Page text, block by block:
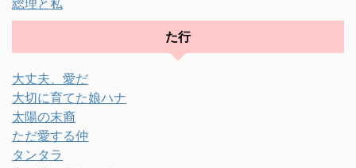
た行
大丈夫、愛だ
大切に育てた娘ハナ
太陽の末裔
ただ愛する仲
タンタラ